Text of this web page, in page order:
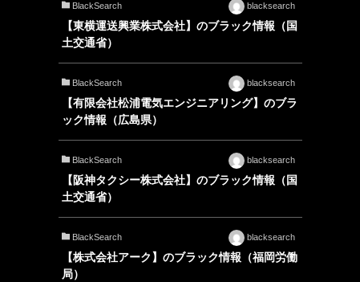
BlackSearch blacksearch
【東横運送興業株式会社】のブラック情報（国
土交通省）
BlackSearch blacksearch
【有限会社松浦電気エンジニアリング】のブラ
ック情報（広島県）
BlackSearch blacksearch
【阪神タクシー株式会社】のブラック情報（国
土交通省）
BlackSearch blacksearch
【株式会社アーク】のブラック情報（福岡労働
局）